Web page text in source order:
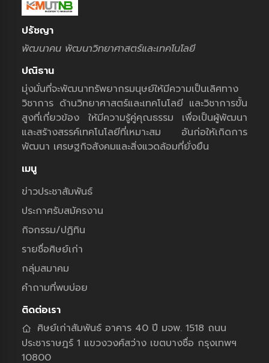
ปรัชญา
พัฒนาคน พัฒนาวิทยาศาสตร์และเทคโนโลยี
ปณิธาน
มุ่งมั่นที่จะพัฒนาทรัพยากรมนุษย์ให้มีความเป็นเลิศทาง
วิชาการ ด้านวิทยาศาสตร์และเทคโนโลยี และวิชาการขั้น
สูงที่เกี่ยวข้อง ให้มีความรู้คู่คุณธรรม เพื่อเป็นผู้พัฒนา
และสร้างสรรค์เทคโนโลยีที่เหมาะสม อันก่อให้เกิดการ
พัฒนา เศรษฐกิจสังคมและสิ่งแวดล้อมที่ยั่งยืน
เมนู
ข่าวประชาสัมพันธ์
ประกาศรับสมัครงาน
กิจกรรม/ปฏิทิน
รายชื่อศิษย์เก่า
กลุ่มสมาคม
คำถามที่พบบ่อย
ติดต่อเรา
ศิษย์เก่าสัมพันธ์ อาคาร 40 ปี มจพ. 1518 ถนน
ประชาราษฎร์ 1 แขวงวงศ์สว่าง เขตบางซื่อ กรุงเทพฯ
10800